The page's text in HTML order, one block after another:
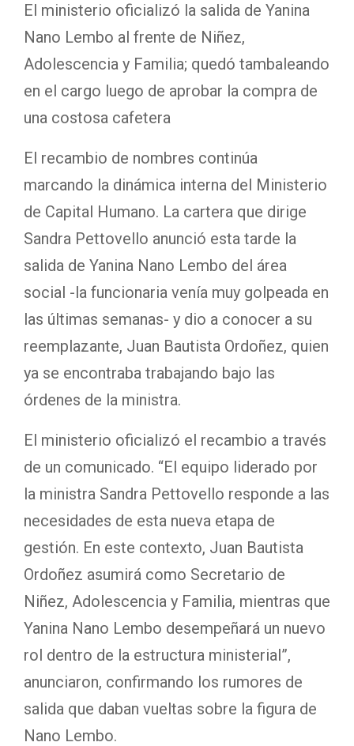
El ministerio oficializó la salida de Yanina
Nano Lembo al frente de Niñez,
Adolescencia y Familia; quedó tambaleando
en el cargo luego de aprobar la compra de
una costosa cafetera
El recambio de nombres continúa
marcando la dinámica interna del Ministerio
de Capital Humano. La cartera que dirige
Sandra Pettovello anunció esta tarde la
salida de Yanina Nano Lembo del área
social -la funcionaria venía muy golpeada en
las últimas semanas- y dio a conocer a su
reemplazante, Juan Bautista Ordoñez, quien
ya se encontraba trabajando bajo las
órdenes de la ministra.
El ministerio oficializó el recambio a través
de un comunicado. “El equipo liderado por
la ministra Sandra Pettovello responde a las
necesidades de esta nueva etapa de
gestión. En este contexto, Juan Bautista
Ordoñez asumirá como Secretario de
Niñez, Adolescencia y Familia, mientras que
Yanina Nano Lembo desempeñará un nuevo
rol dentro de la estructura ministerial”,
anunciaron, confirmando los rumores de
salida que daban vueltas sobre la figura de
Nano Lembo.